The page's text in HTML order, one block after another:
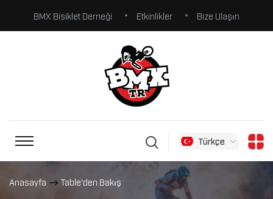
BMX Bisiklet Derneği Etkinlikler Bize Ulaşın
Türkçe
Anasayfa Table'den Bakış